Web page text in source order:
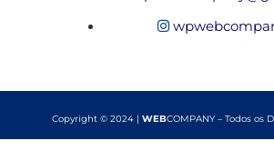
Copyright © 2024 | WEBCOMPANY – Todos os